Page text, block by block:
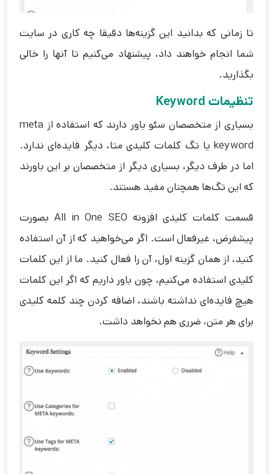
تا زمانی که بدانید این گزینه‌ها دقیقا چه کاری در سایت
شما انجام خواهند داد، پیشنهاد می‌کنیم تا آنها را خالی
بگذارید.
تنظیمات Keyword
بسیاری از متخصصان سئو باور دارند که استفاده از meta
keyword یا تگ کلمات کلیدی متا، دیگر فایده‌ای ندارد.
اما در طرف دیگر، بسیاری دیگر از متخصصان بر این باورند
که این تگ‌ها همچنان مفید هستند.
قسمت کلمات کلیدی افزونه All in One SEO بصورت
پیشفرض، غیرفعال است. اگر می‌خواهید که از آن استفاده
کنید، از همان گزینه اول، آن را فعال کنید. ما از این کلمات
کلیدی استفاده می‌کنیم، چون باور داریم که اگر این کلمات
هیچ فایده‌ای نداشته باشند، اضافه کردن چند کلمه کلیدی
برای هر متن، ضرری هم نخواهد داشت.